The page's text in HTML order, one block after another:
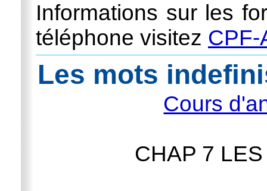
Informations sur les
téléphone visitez CPF-
Les mots
Cours
CHAP 7